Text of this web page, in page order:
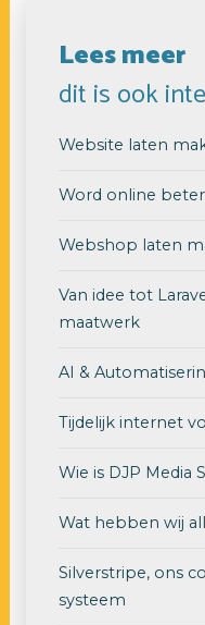
Lees meer
dit is ook
Website laten
Word online
Webshop laten
Van idee tot
maatwerk
AI &
Tijdelijk internet
Wie is DJP Media
Wat hebben wij
Silverstripe, ons
systeem